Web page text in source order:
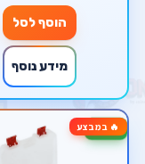
הוסף לסל
מידע נוסף
🔥 במבצע-78%